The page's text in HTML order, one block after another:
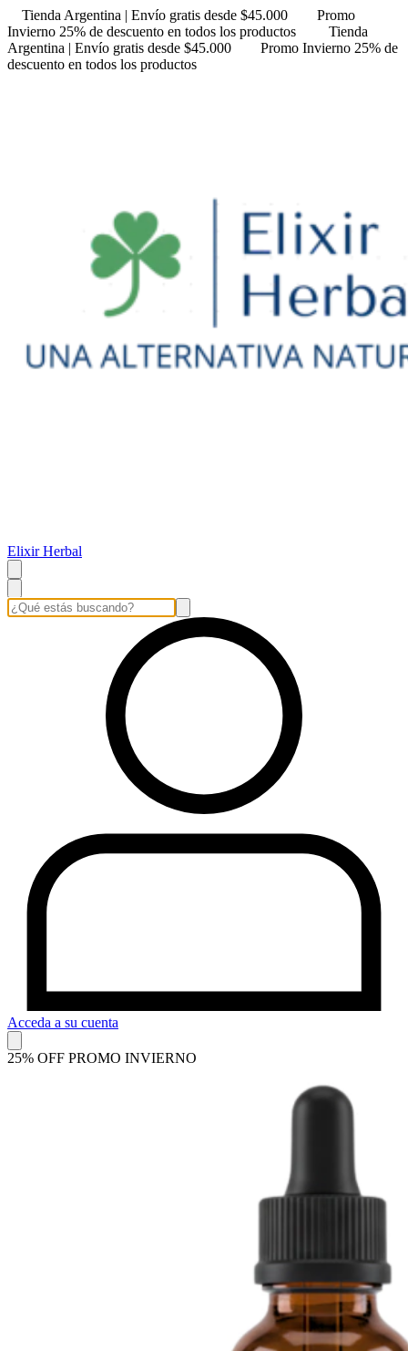
Tienda Argentina | Envío gratis desde $45.000
Promo
Invierno 25% de descuento en todos los productos
Tienda
Argentina | Envío gratis desde $45.000
Promo Invierno 25% de
descuento en todos los productos
Elixir Herbal
Acceda a su cuenta
25% OFF PROMO INVIERNO